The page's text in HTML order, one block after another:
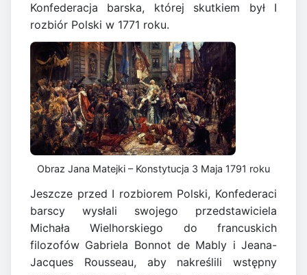
Konfederacja barska, której skutkiem był I
rozbiór Polski w 1771 roku.
Obraz Jana Matejki – Konstytucja 3 Maja 1791 roku
Jeszcze przed I rozbiorem Polski, Konfederaci
barscy wysłali swojego przedstawiciela
Michała Wielhorskiego do francuskich
filozofów Gabriela Bonnot de Mably i Jeana-
Jacques Rousseau, aby nakreślili wstępny